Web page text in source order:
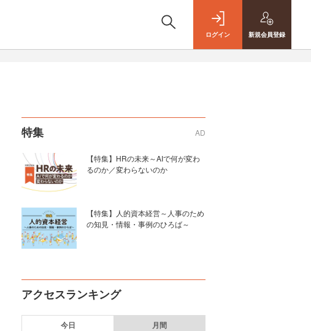
ログイン 新規会員登録
特集 AD
【特集】HRの未来～AIで何が変わ
るのか／変わらないのか
【特集】人的資本経営～人事のため
の知見・情報・事例のひろば～
アクセスランキング
今日 月間